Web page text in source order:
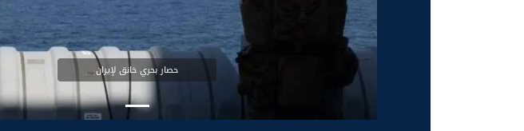
حصار بحري خانق لإيران